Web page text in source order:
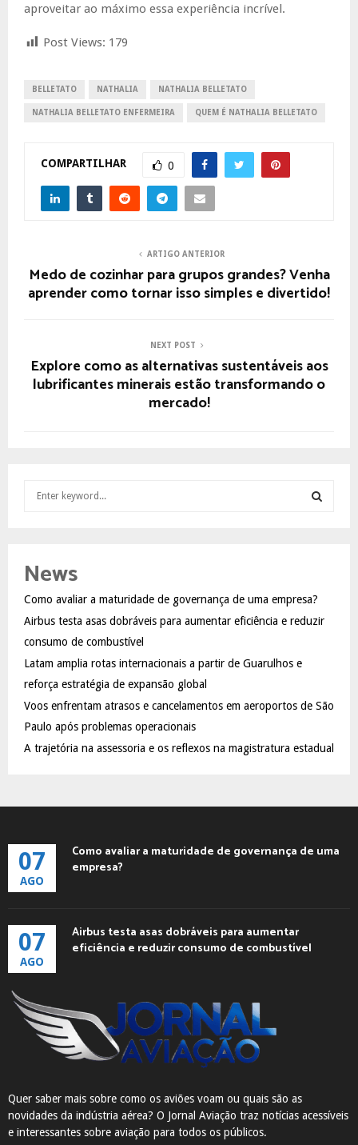
aproveitar ao máximo essa experiência incrível.
Post Views: 179
BELLETATO NATHALIA NATHALIA BELLETATO
NATHALIA BELLETATO ENFERMEIRA QUEM É NATHALIA BELLETATO
COMPARTILHAR 0
ARTIGO ANTERIOR
Medo de cozinhar para grupos grandes? Venha
aprender como tornar isso simples e divertido!
NEXT POST
Explore como as alternativas sustentáveis aos
lubrificantes minerais estão transformando o
mercado!
h
o
r
:
R
News
Como avaliar a maturidade de governança de uma empresa?
Airbus testa asas dobráveis para aumentar eficiência e reduzir
consumo de combustível
Latam amplia rotas internacionais a partir de Guarulhos e
reforça estratégia de expansão global
Voos enfrentam atrasos e cancelamentos em aeroportos de São
Paulo após problemas operacionais
A trajetória na assessoria e os reflexos na magistratura estadual
07
AGO
Como avaliar a maturidade de governança de uma
empresa?
07
AGO
Airbus testa asas dobráveis para aumentar
eficiência e reduzir consumo de combustível
Quer saber mais sobre como os aviões voam ou quais são as
novidades da indústria aérea? O Jornal Aviação traz notícias acessíveis
e interessantes sobre aviação para todos os públicos.